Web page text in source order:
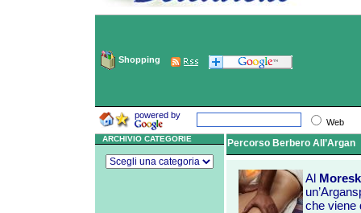
Shopping
powered by
Web
ARCHIVIO CATEGORIE Percorso Berbero All’Argan
Al
che viene